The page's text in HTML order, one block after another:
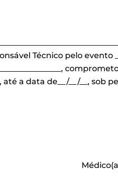
Técnico pelo evento
a data de__/__/__, sob